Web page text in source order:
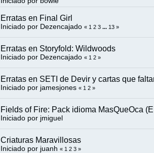
Erratas en Final Girl
Iniciado por Dezencajado « 1 2 3 ... 13 »
Erratas en Storyfold: Wildwoods
Iniciado por Dezencajado « 1 2 »
Erratas en SETI de Devir y cartas que
Iniciado por jamesjones « 1 2 »
Fields of Fire: Pack idioma MasQueOca
Iniciado por jmiguel
Criaturas Maravillosas
Iniciado por juanh « 1 2 3 »